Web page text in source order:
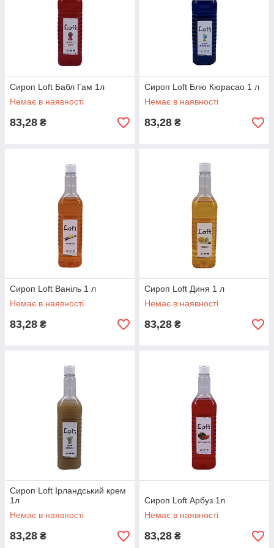
Сироп Loft Бабл Гам 1л
Немає в наявності
83,28 ₴
Сироп Loft Блю Кюрасао 1 л
Немає в наявності
83,28 ₴
Сироп Loft Ваніль 1 л
Немає в наявності
83,28 ₴
Сироп Loft Диня 1 л
Немає в наявності
83,28 ₴
Сироп Loft Ірландський крем
1л
Немає в наявності
83,28 ₴
Сироп Loft Арбуз 1л
Немає в наявності
83,28 ₴